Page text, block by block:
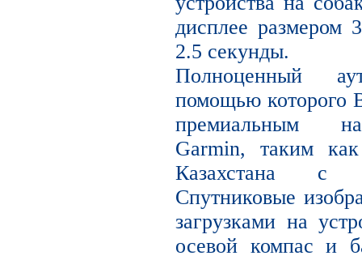
дисплее размером
2.5 секунды.
Полноценный
помощью которого
премиальным
Garmin, таким
Казахстана с
Спутниковые
загрузками на
осевой компас и